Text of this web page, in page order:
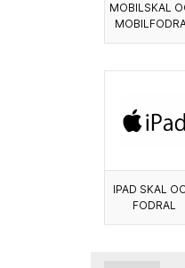
MOBILSKAL
IPAD SKAL
FODRAL